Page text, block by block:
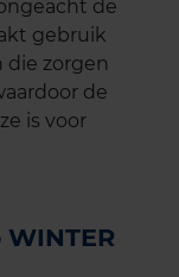
de
gebruik
die zorgen
de
is voor